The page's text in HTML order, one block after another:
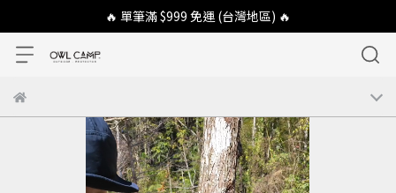
🔥 單筆滿 $999 免運 (台灣地區) 🔥